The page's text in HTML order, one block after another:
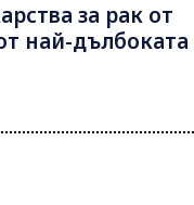
за рак от
най-дълбоката